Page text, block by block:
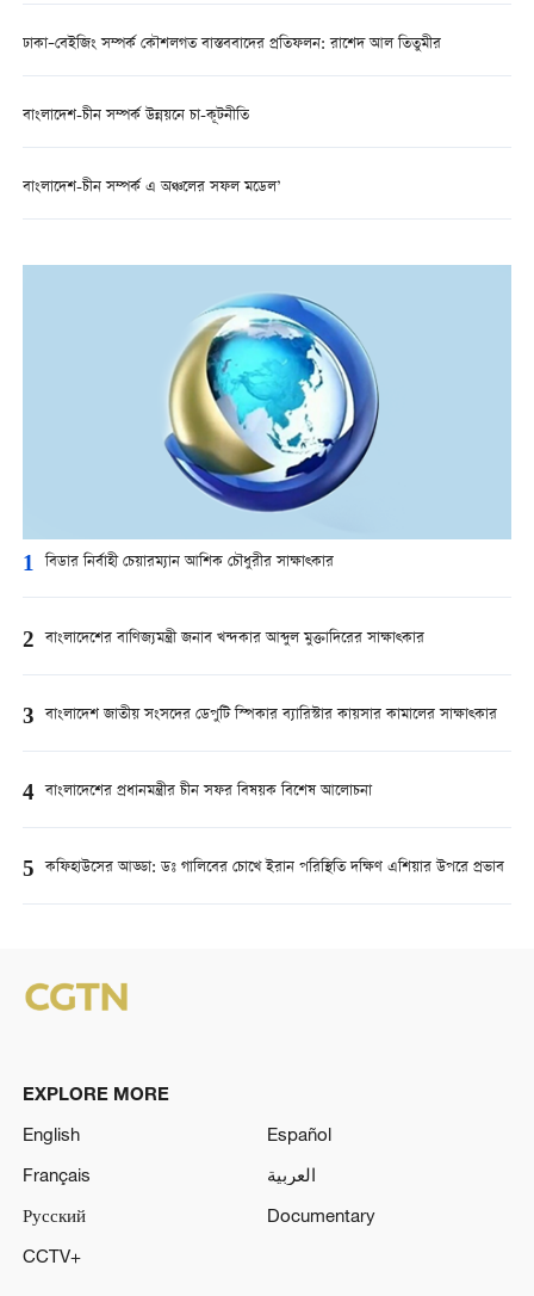
ঢাকা–বেইজিং সম্পর্ক কৌশলগত বাস্তববাদের প্রতিফলন: রাশেদ আল তিতুমীর
বাংলাদেশ-চীন সম্পর্ক উন্নয়নে চা-কূটনীতি
বাংলাদেশ-চীন সম্পর্ক এ অঞ্চলের সফল মডেল’
1 বিডার নির্বাহী চেয়ারম্যান আশিক চৌধুরীর সাক্ষাত্কার
2 বাংলাদেশের বাণিজ্যমন্ত্রী জনাব খন্দকার আব্দুল মুক্তাদিরের সাক্ষাত্কার
3 বাংলাদেশ জাতীয় সংসদের ডেপুটি স্পিকার ব্যারিস্টার কায়সার কামালের সাক্ষাত্কার
4 বাংলাদেশের প্রধানমন্ত্রীর চীন সফর বিষয়ক বিশেষ আলোচনা
5 কফিহাউসের আড্ডা: ডঃ গালিবের চোখে ইরান পরিস্থিতি দক্ষিণ এশিয়ার উপরে প্রভাব
EXPLORE MORE
English
Español
Français
العربية
Русский
Documentary
CCTV+